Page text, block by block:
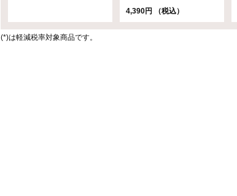
4,390円 （税込）
(*)は軽減税率対象商品です。